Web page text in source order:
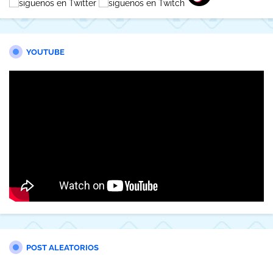
YOUTUBE
POST ALEATORIOS